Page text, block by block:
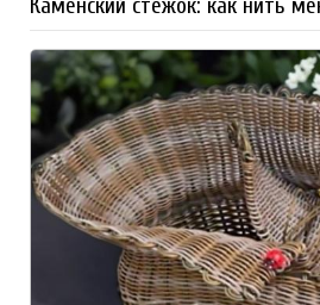
Каменский стежок: как нить